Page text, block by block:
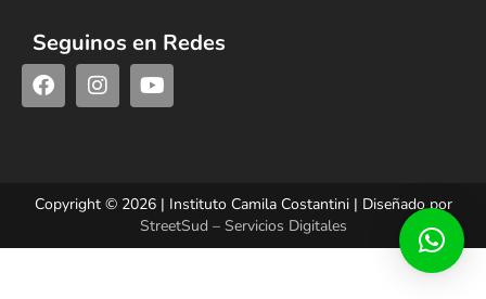
Seguinos en Redes
Copyright © 2026 | Instituto Camila Costantini | Diseñado por
StreetSud – Servicios Digitales